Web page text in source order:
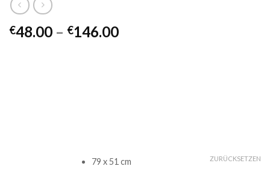
€48.00 – €146.00Preisspanne:
79 x 51 cm
ZURÜCKSETZEN